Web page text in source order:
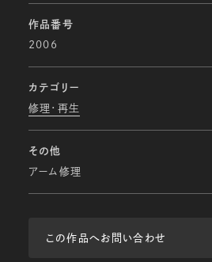
作品番号
2006
カテゴリー
修理・再生
その他
アーム修理
この作品へお問い合わせ